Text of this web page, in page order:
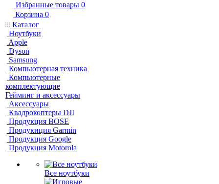
Избранные товары 0
Корзина 0
Каталог
Ноутбуки
Apple
Dyson
Samsung
Компьютерная техника
Компьютерные
комплектующие
Гейминг и аксессуары
Аксессуары
Квадрокоптеры DJI
Продукция BOSE
Продукиция Garmin
Продукция Google
Продукция Motorola
Все ноутбуки